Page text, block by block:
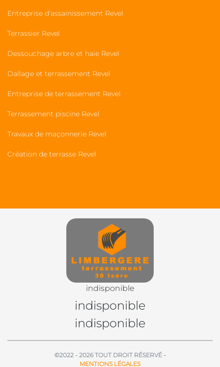
Entreprise d'assainissement Revel
Terrassier Revel
Dessouchage arbre et haie Revel
Dallage et terrassement Revel
Entreprise de terrassement Revel
Terrassement piscine Revel
Travaux de maçonnerie Revel
Création de terrasse Revel
indisponible
indisponible
indisponible
©2022 - 2026 TOUT DROIT RÉSERVÉ -
MENTIONS LÉGALES